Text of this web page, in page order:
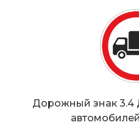
Дорожный знак 3.4